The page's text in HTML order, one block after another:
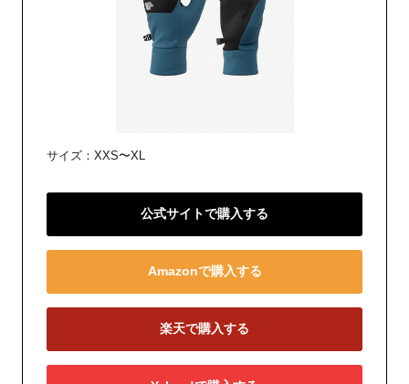
サイズ：XXS〜XL
公式サイトで購入する
Amazonで購入する
楽天で購入する